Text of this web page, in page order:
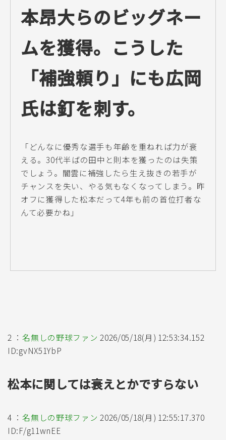
本昂大らのビッグネー
ムを獲得。こうした
「補強頼り」にも広岡
氏は釘を刺す。
「どんなに優秀な選手も年齢を重ねれば力が衰
える。30代半ばの田中と則本を獲ったのは失策
でしょう。闇雲に補強したら生え抜きの若手が
チャンスを失い、やる気もなくなってしまう。昨
オフに獲得した松本だって4年も前の首位打者な
んて必要かね」
2 ：名無しの野球ファン 2026/05/18(月) 12:53:34.152
ID:gvNX51YbP
松本に関しては衰えとかですらない
4 ：名無しの野球ファン 2026/05/18(月) 12:55:17.370
ID:F/g11wnEE